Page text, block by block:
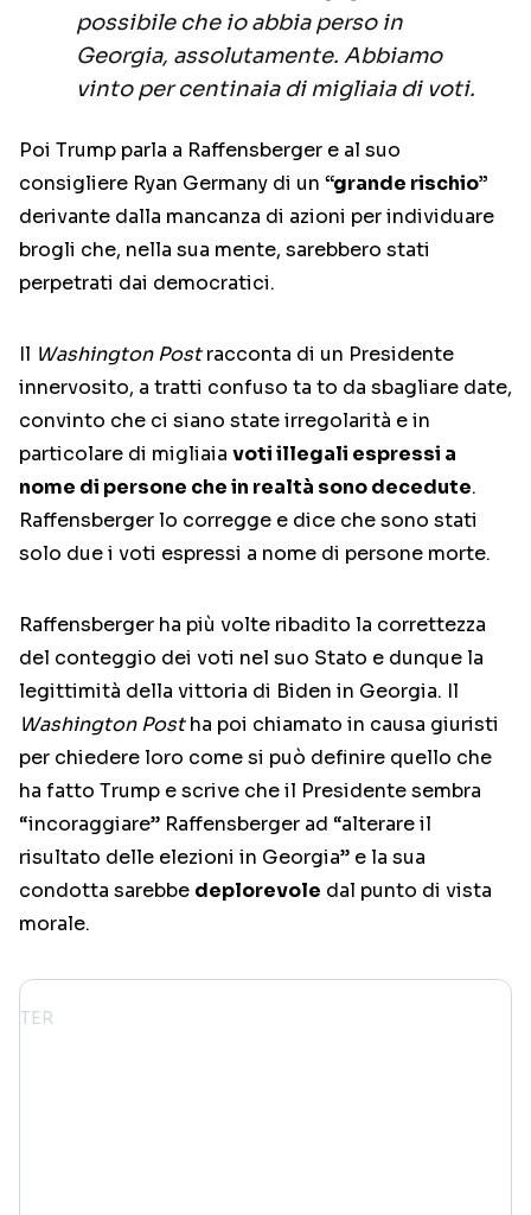
possibile che io abbia perso in
Georgia, assolutamente. Abbiamo
vinto per centinaia di migliaia di voti.
Poi Trump parla a Raffensberger e al suo
consigliere Ryan Germany di un “grande rischio”
derivante dalla mancanza di azioni per individuare
brogli che, nella sua mente, sarebbero stati
perpetrati dai democratici.
Il Washington Postracconta di un Presidente
innervosito, a tratti confuso ta to da sbagliare date,
convinto che ci siano state irregolarità e in
particolare di migliaia voti illegali espressi a
nome di persone che in realtà sono decedute.
Raffensberger lo corregge e dice che sono stati
solo due i voti espressi a nome di persone morte.
Raffensberger ha più volte ribadito la correttezza
del conteggio dei voti nel suo Stato e dunque la
legittimità della vittoria di Biden in Georgia. Il
Washington Postha poi chiamato in causa giuristi
per chiedere loro come si può definire quello che
ha fatto Trump e scrive che il Presidente sembra
“incoraggiare” Raffensberger ad “alterare il
risultato delle elezioni in Georgia” e la sua
condotta sarebbe deplorevole dal punto di vista
morale.